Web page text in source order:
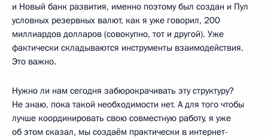
и Новый банк развития, именно поэтому был создан и Пул
условных резервных валют, как я уже говорил, 200
миллиардов долларов (совокупно, тот и другой). Уже
фактически складываются инструменты взаимодействия.
Это важно.
Нужно ли нам сегодня забюрокрачивать эту структуру?
Не знаю, пока такой необходимости нет. А для того чтобы
лучше координировать свою совместную работу, я уже
об этом сказал, мы создаём практически в интернет-